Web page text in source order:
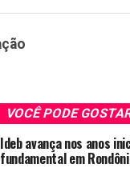
VOCÊ PODE
Ideb avança nos anos
fundamental em